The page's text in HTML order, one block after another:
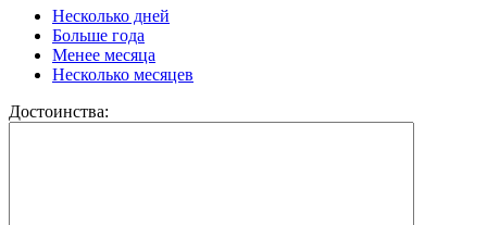
Несколько дней
Больше года
Менее месяца
Несколько месяцев
Достоинства: